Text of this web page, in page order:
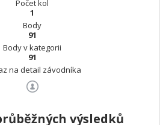
Počet kol
1
Body
91
Body v kategorii
91
na detail závodníka
výsledků